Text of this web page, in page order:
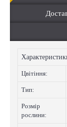
Цвiтiння:
Тип:
Розмір
рослини: